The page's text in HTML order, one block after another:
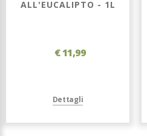
ALL'EUCALIPTO - 1L
€ 11,99
Dettagli